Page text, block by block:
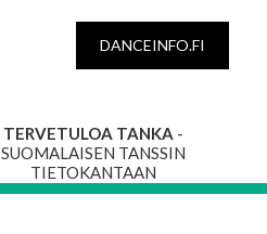
DANCEINFO.FI
TERVETULOA TANKA -
SUOMALAISEN TANSSIN
TIETOKANTAAN